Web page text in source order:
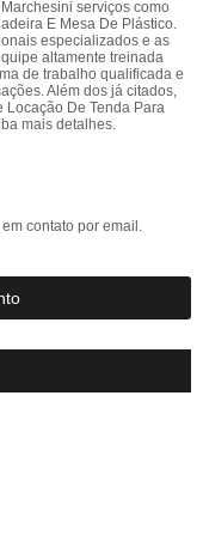
serviços como
E Mesa De Plástico.
especializados e as
altamente treinada
de trabalho qualificada e
Além dos já citados,
Locação De Tenda Para
mais detalhes.
contato por email.